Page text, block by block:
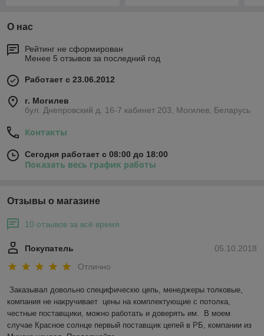
О нас
Рейтинг не сформирован
Менее 5 отзывов за последний год
Работает с 23.06.2012
г. Могилев
бул. Днепровский д. 16-7 кабинет 203, Могилев, Беларусь
Контакты
Сегодня работает с 08:00 до 18:00
Показать весь график работы
Отзывы о магазине
10 отзывов за всё время
05.10.2018
Покупатель
Отлично
Заказывал довольно специфическю цепь, менеджеры толковые,
компания не накручивает  цены на комплектующие с потолка,
честные поставщики, можно работать и доверять им.  В моем
случае Красное солнце первый поставщик цепей в РБ, компании из